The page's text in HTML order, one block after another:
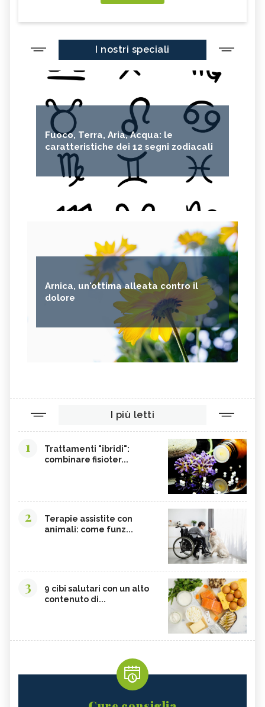
I nostri speciali
Fuoco, Terra, Aria, Acqua: le
caratteristiche dei 12 segni zodiacali
Arnica, un'ottima alleata contro il
dolore
I più letti
1
Trattamenti "ibridi":
combinare fisioter...
2
Terapie assistite con
animali: come funz...
3
9 cibi salutari con un alto
contenuto di...